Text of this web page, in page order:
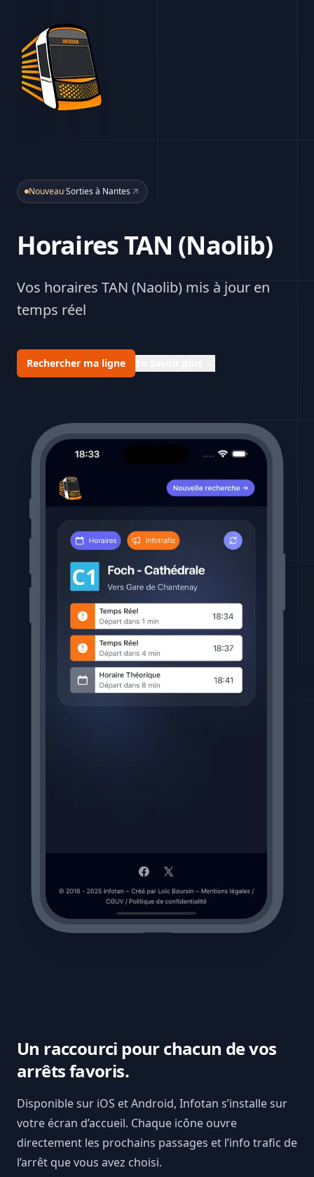
Nouveau·Sorties à Nantes
Horaires TAN (Naolib)
Vos horaires TAN (Naolib) mis à jour en
temps réel
Rechercher ma ligne
Un raccourci pour chacun de vos
arrêts favoris.
Disponible sur iOS et Android, Infotan s’installe sur
votre écran d’accueil. Chaque icône ouvre
directement les prochains passages et l’info trafic de
l’arrêt que vous avez choisi.